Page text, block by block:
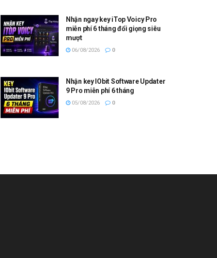
Nhận ngay key iTop Voicy Pro
miễn phí 6 tháng đổi giọng siêu
mượt
06/08/2026 0
Nhận key IObit Software Updater
9 Pro miễn phí 6 tháng
05/08/2026 0